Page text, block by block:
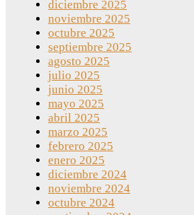
diciembre 2025
noviembre 2025
octubre 2025
septiembre 2025
agosto 2025
julio 2025
junio 2025
mayo 2025
abril 2025
marzo 2025
febrero 2025
enero 2025
diciembre 2024
noviembre 2024
octubre 2024